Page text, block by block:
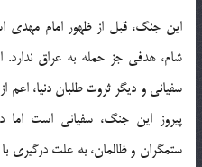
این جنگ، قبل از ظهور امام مهدی
شام، هدفی جز حمله به عراق ندارد.
سفیانی و دیگر ثروت طلبان دنیا،
پیروز این جنگ، سفیانی است
ستمگران و ظالمان، به علت درگیری